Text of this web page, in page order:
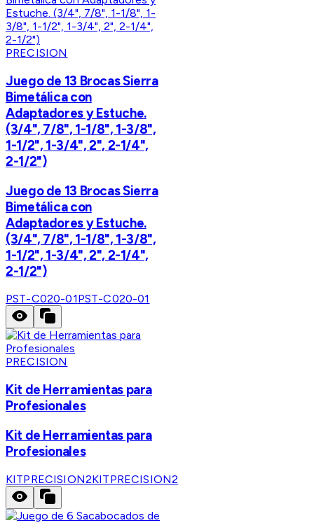
PRECISION
Juego de 13 Brocas Sierra
Bimetálica con
Adaptadores y Estuche.
(3/4", 7/8", 1-1/8", 1-3/8",
1-1/2", 1-3/4", 2", 2-1/4",
2-1/2")
Juego de 13 Brocas Sierra
Bimetálica con
Adaptadores y Estuche.
(3/4", 7/8", 1-1/8", 1-3/8",
1-1/2", 1-3/4", 2", 2-1/4",
2-1/2")
PST-C020-01PST-C020-01
PRECISION
Kit de Herramientas para
Profesionales
Kit de Herramientas para
Profesionales
KITPRECISION2KITPRECISION2